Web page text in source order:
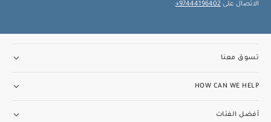
الاتصال على 97444196402+
.
تسوق معنا
HOW CAN WE HELP
أفضل الفئات